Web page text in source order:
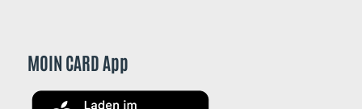
MOIN CARD App